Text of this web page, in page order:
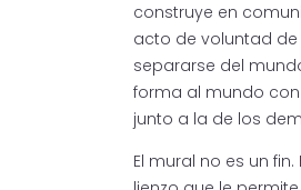
construye en
acto de voluntad
separarse del
forma al mundo
junto a la de los
El mural no es un fin.